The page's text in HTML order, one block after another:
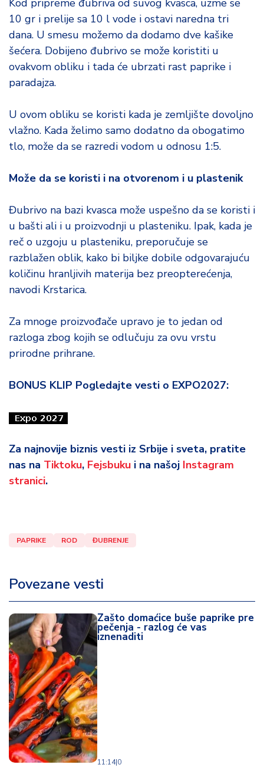
Kod pripreme đubriva od suvog kvasca, uzme se
10 gr i prelije sa 10 l vode i ostavi naredna tri
dana. U smesu možemo da dodamo dve kašike
šećera. Dobijeno đubrivo se može koristiti u
ovakvom obliku i tada će ubrzati rast paprike i
paradajza.
U ovom obliku se koristi kada je zemljište dovoljno
vlažno. Kada želimo samo dodatno da obogatimo
tlo, može da se razredi vodom u odnosu 1:5.
Može da se koristi i na otvorenom i u plastenik
Đubrivo na bazi kvasca može uspešno da se koristi i
u bašti ali i u proizvodnji u plasteniku. Ipak, kada je
reč o uzgoju u plasteniku, preporučuje se
razblažen oblik, kako bi biljke dobile odgovarajuću
količinu hranljivih materija bez preopterećenja,
navodi Krstarica.
Za mnoge proizvođače upravo je to jedan od
razloga zbog kojih se odlučuju za ovu vrstu
prirodne prihrane.
BONUS KLIP Pogledajte vesti o EXPO2027:
Za najnovije biznis vesti iz Srbije i sveta, pratite
nas na Tiktoku, Fejsbuku i na našoj Instagram
stranici.
PAPRIKE ROD ĐUBRENJE
Povezane vesti
Zašto domaćice buše paprike pre
pečenja - razlog će vas
iznenaditi
11:14|0